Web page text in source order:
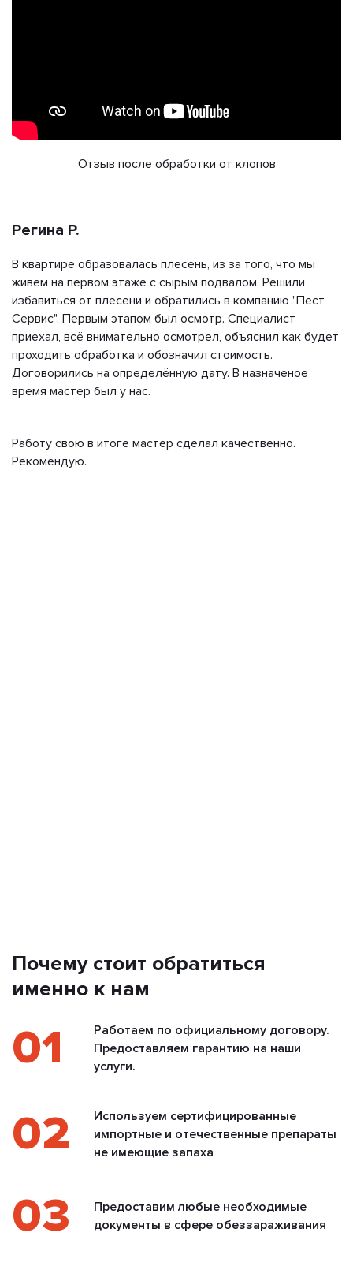
Отзыв после обработки от клопов
Регина Р.
В квартире образовалась плесень, из за того, что мы
живём на первом этаже с сырым подвалом. Решили
избавиться от плесени и обратились в компанию "Пест
Сервис". Первым этапом был осмотр. Специалист
приехал, всё внимательно осмотрел, объяснил как будет
проходить обработка и обозначил стоимость.
Договорились на определённую дату. В назначеное
время мастер был у нас.
Работу свою в итоге мастер сделал качественно.
Рекомендую.
Почему стоит обратиться
именно к нам
01
Работаем по официальному договору.
Предоставляем гарантию на наши
услуги.
02
Используем сертифицированные
импортные и отечественные препараты
не имеющие запаха
03
Предоставим любые необходимые
документы в сфере обеззараживания